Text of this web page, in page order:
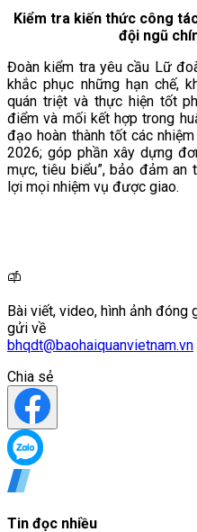
Kiểm tra kiến thức công
đội ngũ
Đoàn kiểm tra yêu cầu Lữ
khắc phục những hạn chế,
quán triệt và thực hiện tốt
điểm và mối kết hợp trong
đạo hoàn thành tốt các
2026; góp phần xây dựng
mực, tiêu biểu”, bảo đảm an
lợi mọi nhiệm vụ được giao.
Bài viết, video, hình ảnh đóng
gửi về
bhqdt@baohaiquanvietnam.vn
Chia sẻ
Tin đọc nhiều